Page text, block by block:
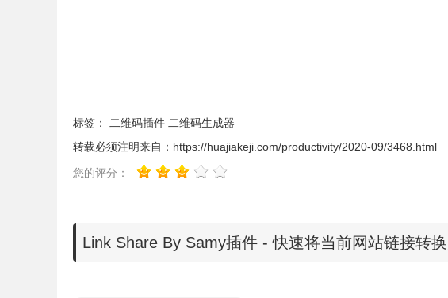
标签： 二维码插件 二维码生成器
转载必须注明来自： https://huajiakeji.com/productivity/2020-09/3468.html
您的评分：
Link Share By Samy插件 - 快速将当前网站链接转